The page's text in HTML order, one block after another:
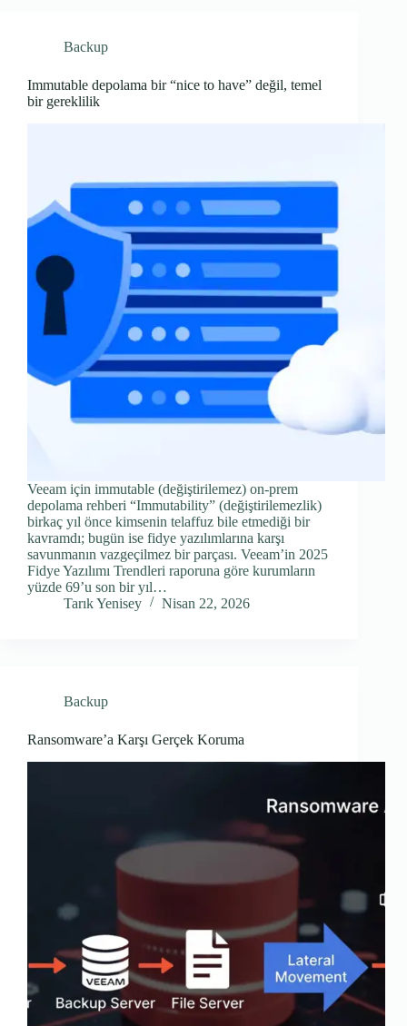
Backup
Immutable depolama bir “nice to have” değil, temel
bir gereklilik
Veeam için immutable (değiştirilemez) on‑prem
depolama rehberi “Immutability” (değiştirilemezlik)
birkaç yıl önce kimsenin telaffuz bile etmediği bir
kavramdı; bugün ise fidye yazılımlarına karşı
savunmanın vazgeçilmez bir parçası. Veeam’in 2025
Fidye Yazılımı Trendleri raporuna göre kurumların
yüzde 69’u son bir yıl…
Tarık Yenisey
Nisan 22, 2026
Backup
Ransomware’a Karşı Gerçek Koruma